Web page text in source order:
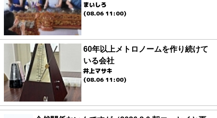
まいしろ
(08.06 11:00)
60年以上メトロノームを作り続けて
いる会社
井上マサキ
(08.06 11:00)